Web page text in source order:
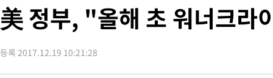
-29631초 전 >[속보]산업장관 "李정부, 원전 반대 안해…안정 전력 위해 불
색
-27715초 전 >[속보]산업장관 "美무역법 제301조 과잉생산 결과 발표 8월
-27508초 전 >[속보]코스피 매도사이드카 발동…4%대 급락
美 정부, "올해 초 워너크라
등록 2017.12.19 10:21:28